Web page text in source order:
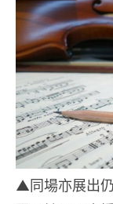
▲同場亦展出